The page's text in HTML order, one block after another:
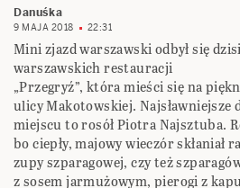
Danuśka
9 MAJA 2018 22:31
Mini zjazd warszawski odbył się
warszawskich restauracji
„Przegryź”, która mieści się na
ulicy Makotowskiej. Najsławniejsze
miejscu to rosół Piotra Najsztuba.
bo ciepły, majowy wieczór skłaniał
zupy szparagowej, czy też
z sosem jarmużowym, pierogi z